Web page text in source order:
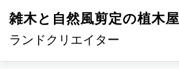
雑木と自然風剪定の植木屋
ランドクリエイター